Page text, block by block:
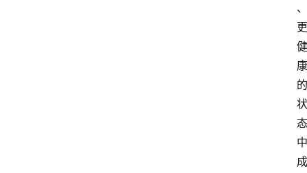
、
更
健
康
的
状
态
中
成